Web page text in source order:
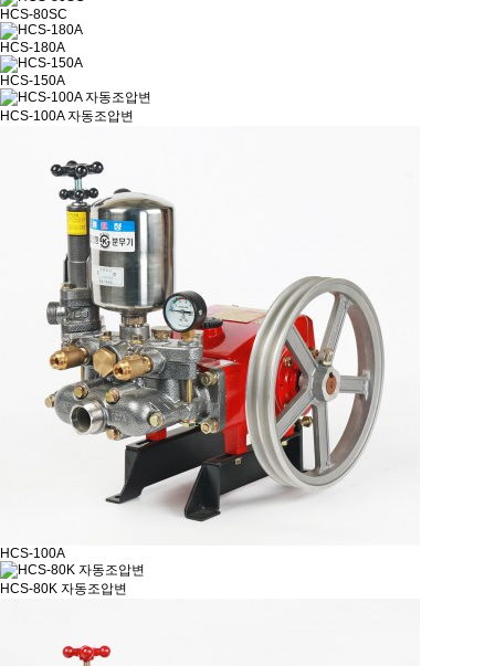
HCS-80SC
HCS-180A
HCS-150A
HCS-100A 자동조압변
HCS-100A
HCS-80K 자동조압변